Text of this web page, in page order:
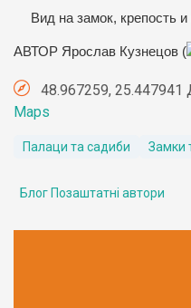
Вид на замок, крепость
АВТОР Ярослав Кузнецов (
48.967259, 25.447941
Maps
Палаци та садиби Замки
Блог Позаштатні автори